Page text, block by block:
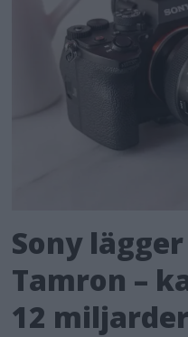
Sony
Tamron –
12